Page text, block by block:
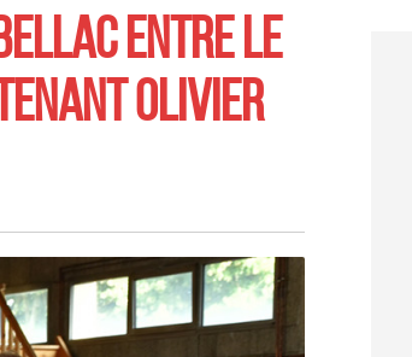
ENTRE LE
OLIVIER